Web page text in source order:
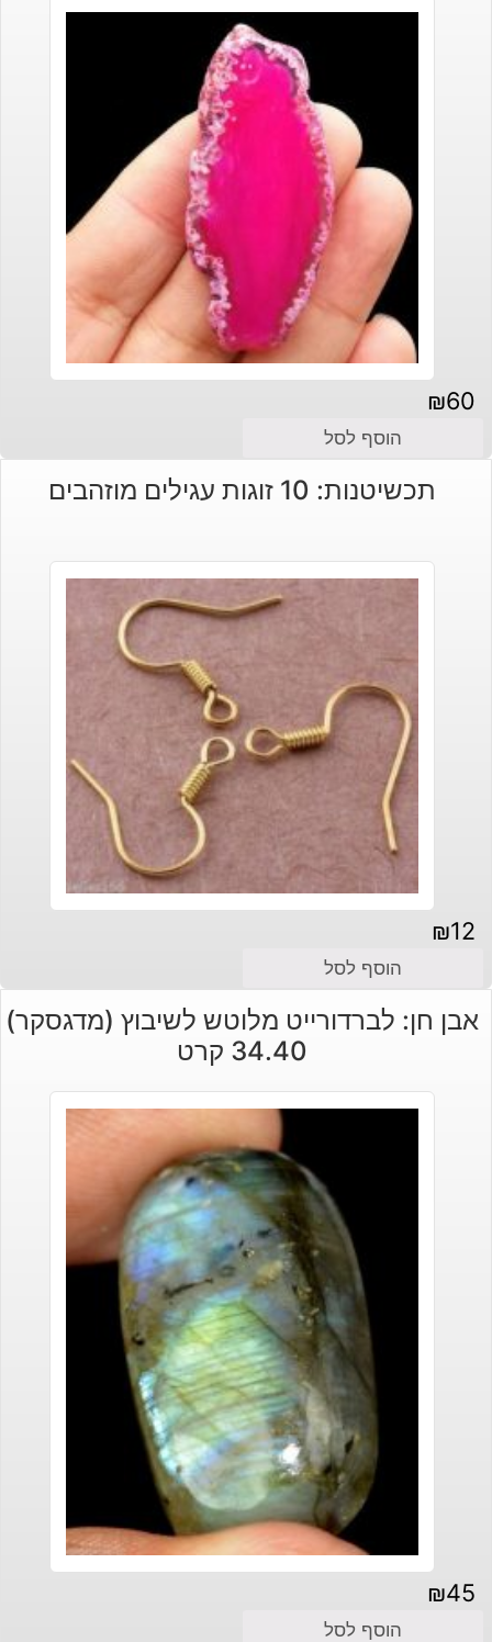
₪60
הוסף לסל
תכשיטנות: 10 זוגות עגילים מוזהבים
₪12
הוסף לסל
אבן חן: לברדורייט מלוטש לשיבוץ (מדגסקר)
34.40 קרט
₪45
הוסף לסל